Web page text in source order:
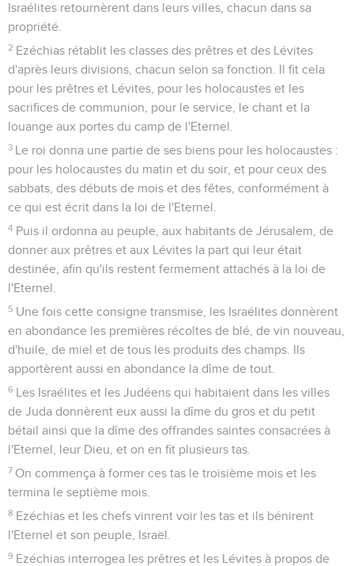
Israélites retournèrent dans leurs villes, chacun dans sa
propriété.
2 Ezéchias rétablit les classes des prêtres et des Lévites
d'après leurs divisions, chacun selon sa fonction. Il fit cela
pour les prêtres et Lévites, pour les holocaustes et les
sacrifices de communion, pour le service, le chant et la
louange aux portes du camp de l'Eternel.
3 Le roi donna une partie de ses biens pour les holocaustes :
pour les holocaustes du matin et du soir, et pour ceux des
sabbats, des débuts de mois et des fêtes, conformément à
ce qui est écrit dans la loi de l'Eternel.
4 Puis il ordonna au peuple, aux habitants de Jérusalem, de
donner aux prêtres et aux Lévites la part qui leur était
destinée, afin qu'ils restent fermement attachés à la loi de
l'Eternel.
5 Une fois cette consigne transmise, les Israélites donnèrent
en abondance les premières récoltes de blé, de vin nouveau,
d'huile, de miel et de tous les produits des champs. Ils
apportèrent aussi en abondance la dîme de tout.
6 Les Israélites et les Judéens qui habitaient dans les villes
de Juda donnèrent eux aussi la dîme du gros et du petit
bétail ainsi que la dîme des offrandes saintes consacrées à
l'Eternel, leur Dieu, et on en fit plusieurs tas.
7 On commença à former ces tas le troisième mois et les
termina le septième mois.
8 Ezéchias et les chefs vinrent voir les tas et ils bénirent
l'Eternel et son peuple, Israël.
9 Ezéchias interrogea les prêtres et les Lévites à propos de